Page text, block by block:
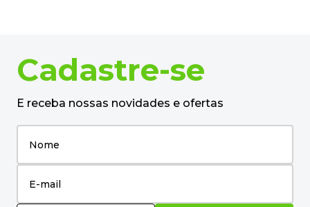
Sabonete Liquido 5 Litros Frescor da
Manhã 1184 Audax - UN
R$ 32, 59no pix
em até1x deR$ 34,31